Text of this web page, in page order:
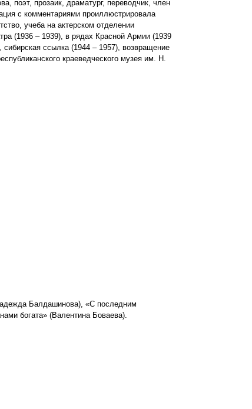
поэт, прозаик, драматург, переводчик, член
с комментариями проиллюстрировала
учеба на актерском отделении
(1936 – 1939), в рядах Красной Армии (1939
ссылка (1944 – 1957), возвращение
краеведческого музея им. Н.
Балдашинова), «С последним
богата» (Валентина Боваева).